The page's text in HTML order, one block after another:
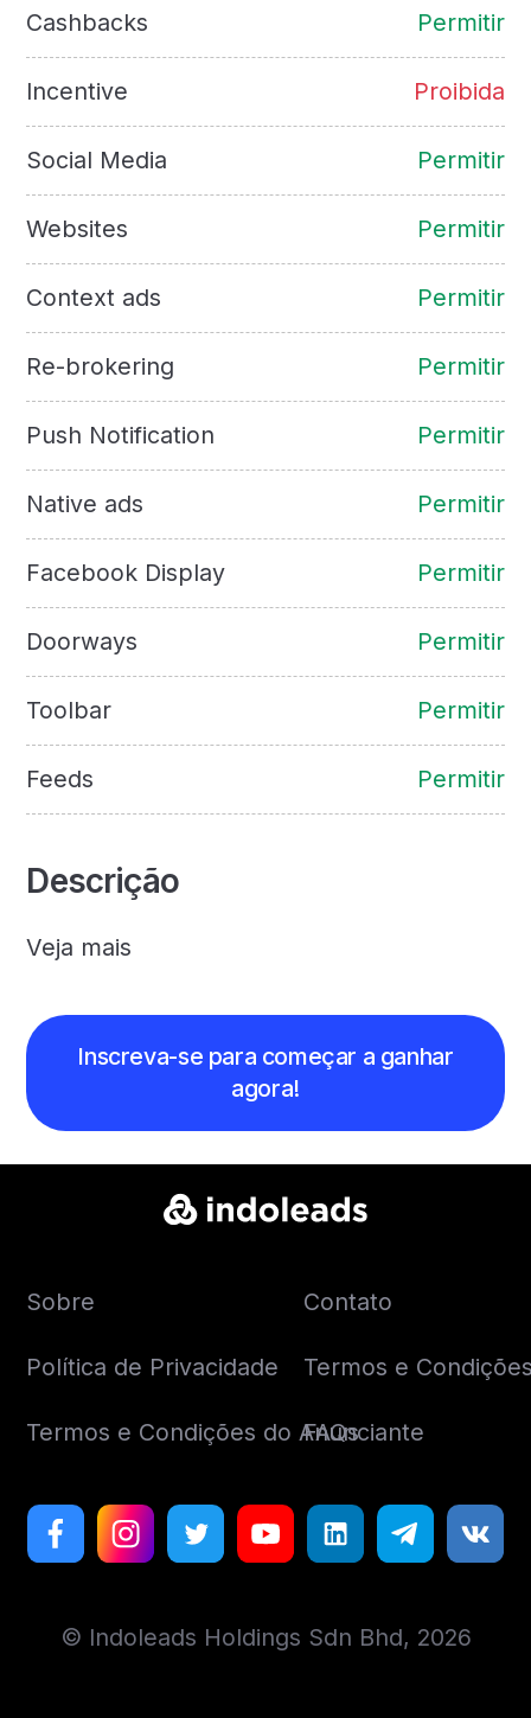
Cashbacks Permitir
Incentive Proibida
Social Media Permitir
Websites Permitir
Context ads Permitir
Re-brokering Permitir
Push Notification Permitir
Native ads Permitir
Facebook Display Permitir
Doorways Permitir
Toolbar Permitir
Feeds Permitir
Descrição
Veja mais
Inscreva-se para começar a ganhar
agora!
Sobre Contato
Política de Privacidade Termos e
Termos e Condições do Anunciante
FAQs
© Indoleads Holdings Sdn Bhd, 2026